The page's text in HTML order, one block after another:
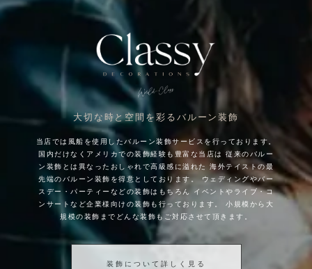
大切な時と空間を彩るバルーン装飾
当店では風船を使用したバルーン装飾サービスを行っております。
国内だけなくアメリカでの装飾経験も豊富な当店は
従来のバルー
ン装飾とは異なったおしゃれで高級感に溢れた
海外テイストの最
先端のバルーン装飾を得意としております。
ウェディングやバー
スデー・パーティーなどの装飾はもちろん
イベントやライブ・コ
ンサートなど企業様向けの装飾も行っております。
小規模から大
規模の装飾までどんな装飾もご対応させて頂きます。
装飾について詳しく見る